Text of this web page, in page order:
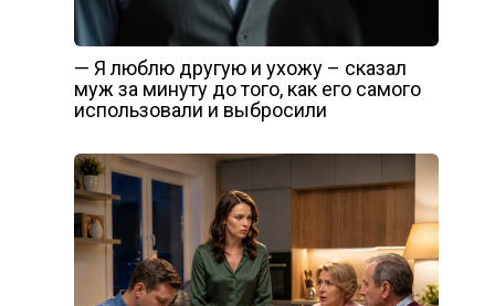
— Я люблю другую и ухожу – сказал
муж за минуту до того, как его самого
использовали и выбросили